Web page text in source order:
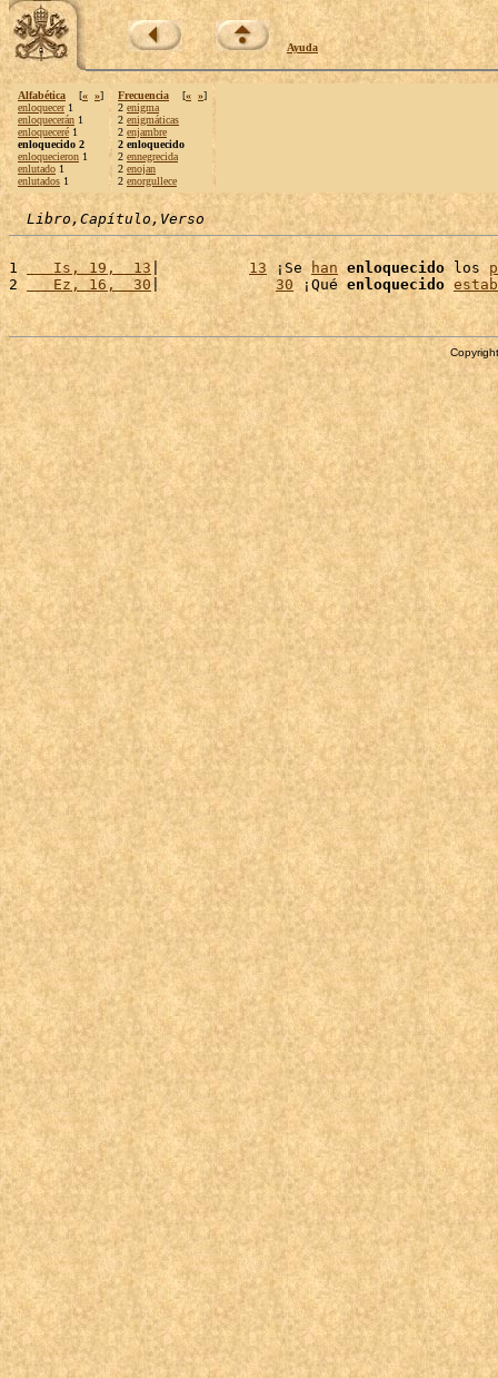
Ayuda
Alfabética [« »]
enloquecer1
enloquecerán 1
enloqueceré 1
enloquecido 2
enloquecieron 1
enlutado 1
enlutados 1
Frecuencia [« »]
2 enigma
2 enigmáticas
2 enjambre
2 enloquecido
2 ennegrecida
2 enojan
2 enorgullece
Libro,Capítulo,Verso
1
   Is, 19,  13
| 13 ¡Se han enloquecido los
2
   Ez, 16,  30
| 30 ¡Qué enloquecido